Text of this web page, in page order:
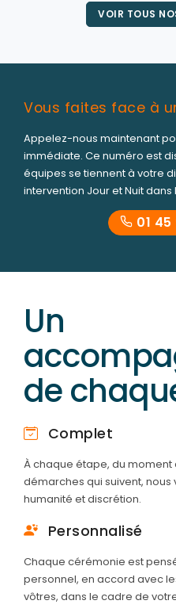
VOIR TOUS
Vous faites face à
Appelez-nous maintenant
immédiate. Ce numéro est
équipes se tiennent à votre
intervention Jour et Nuit
01
Un
de
Complet
À chaque étape, du moment
démarches qui suivent,
humanité et discrétion.
Personnalisé
Chaque cérémonie est
personnel, en accord avec
vôtres, dans le cadre de